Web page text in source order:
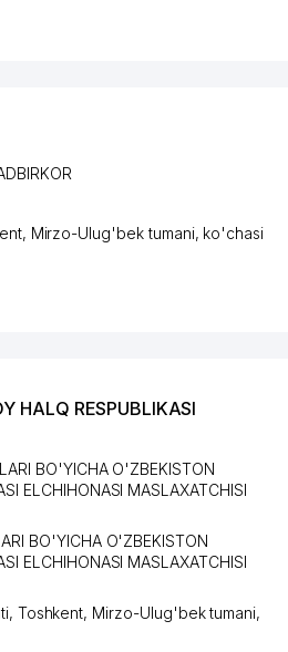
, Mirzo-Ulug'bek tumani, ko'chasi
HALQ RESPUBLIKASI
BO'YICHA O'ZBEKISTON
ELCHIHONASI MASLAXATCHISI
BO'YICHA O'ZBEKISTON
ELCHIHONASI MASLAXATCHISI
, Toshkent, Mirzo-Ulug'bek tumani,